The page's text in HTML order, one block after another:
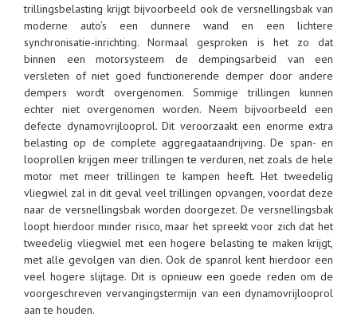
trillingsbelasting krijgt bijvoorbeeld ook de versnellingsbak van
moderne auto’s een dunnere wand en een lichtere
synchronisatie-inrichting. Normaal gesproken is het zo dat
binnen een motorsysteem de dempingsarbeid van een
versleten of niet goed functionerende demper door andere
dempers wordt overgenomen. Sommige trillingen kunnen
echter niet overgenomen worden. Neem bijvoorbeeld een
defecte dynamovrijlooprol. Dit veroorzaakt een enorme extra
belasting op de complete aggregaataandrijving. De span- en
looprollen krijgen meer trillingen te verduren, net zoals de hele
motor met meer trillingen te kampen heeft. Het tweedelig
vliegwiel zal in dit geval veel trillingen opvangen, voordat deze
naar de versnellingsbak worden doorgezet. De versnellingsbak
loopt hierdoor minder risico, maar het spreekt voor zich dat het
tweedelig vliegwiel met een hogere belasting te maken krijgt,
met alle gevolgen van dien. Ook de spanrol kent hierdoor een
veel hogere slijtage. Dit is opnieuw een goede reden om de
voorgeschreven vervangingstermijn van een dynamovrijlooprol
aan te houden.